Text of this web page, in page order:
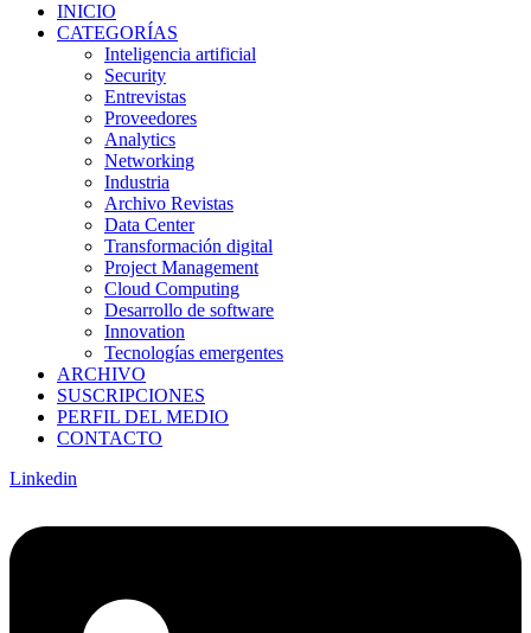
INICIO
CATEGORÍAS
Inteligencia artificial
Security
Entrevistas
Proveedores
Analytics
Networking
Industria
Archivo Revistas
Data Center
Transformación digital
Project Management
Cloud Computing
Desarrollo de software
Innovation
Tecnologías emergentes
ARCHIVO
SUSCRIPCIONES
PERFIL DEL MEDIO
CONTACTO
Linkedin